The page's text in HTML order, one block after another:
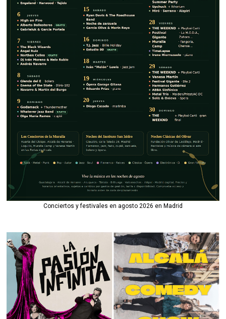
Conciertos y festivales en agosto 2026 en Madrid